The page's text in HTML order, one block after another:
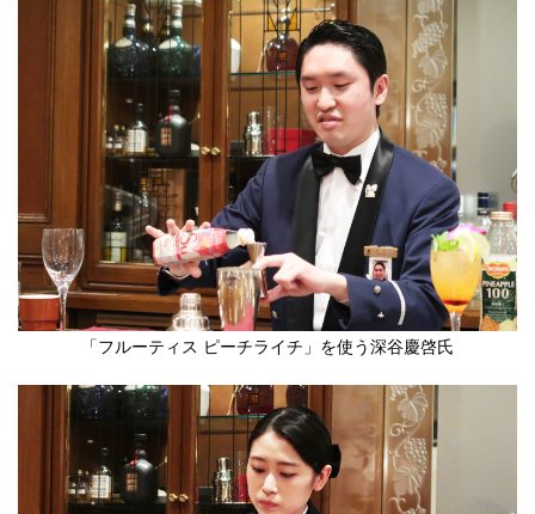
「フルーティス ピーチライチ」を使う深谷慶啓氏